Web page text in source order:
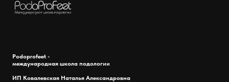
Podoprofeet -
международная школа подологии
ИП Ковалевская Наталья Александровна